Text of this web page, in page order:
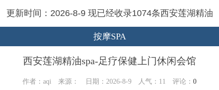
更新时间：2026-8-9 现已经收录1074条西安莲湖精油
spa-足疗保健上门休闲会馆信息
按摩SPA
西安莲湖精油spa-足疗保健上门休闲会馆
作者：aqi 来源： 日期：2026-8-9 人气： 11 评论： 0